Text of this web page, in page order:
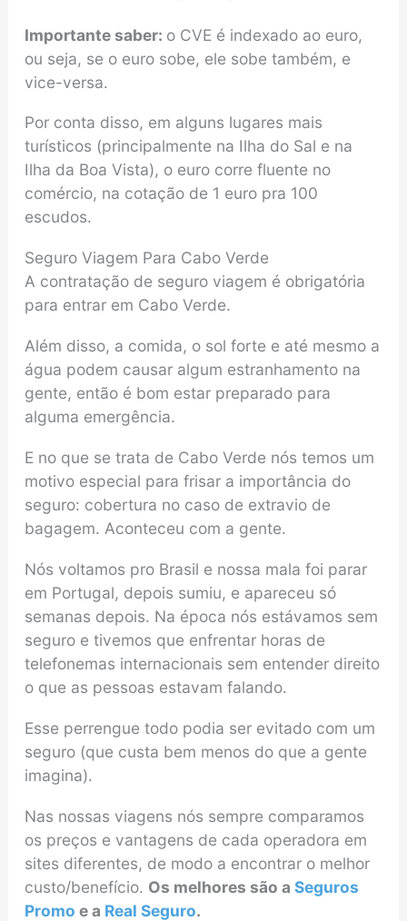
Importante saber: o CVE é indexado ao euro,
ou seja, se o euro sobe, ele sobe também, e
vice-versa.
Por conta disso, em alguns lugares mais
turísticos (principalmente na Ilha do Sal e na
Ilha da Boa Vista), o euro corre fluente no
comércio, na cotação de 1 euro pra 100
escudos.
Seguro Viagem Para Cabo Verde
A contratação de seguro viagem é obrigatória
para entrar em Cabo Verde.
Além disso, a comida, o sol forte e até mesmo a
água podem causar algum estranhamento na
gente, então é bom estar preparado para
alguma emergência.
E no que se trata de Cabo Verde nós temos um
motivo especial para frisar a importância do
seguro: cobertura no caso de extravio de
bagagem. Aconteceu com a gente.
Nós voltamos pro Brasil e nossa mala foi parar
em Portugal, depois sumiu, e apareceu só
semanas depois. Na época nós estávamos sem
seguro e tivemos que enfrentar horas de
telefonemas internacionais sem entender direito
o que as pessoas estavam falando.
Esse perrengue todo podia ser evitado com um
seguro (que custa bem menos do que a gente
imagina).
Nas nossas viagens nós sempre comparamos
os preços e vantagens de cada operadora em
sites diferentes, de modo a encontrar o melhor
custo/benefício. Os melhores são a Seguros
Promo e a Real Seguro.